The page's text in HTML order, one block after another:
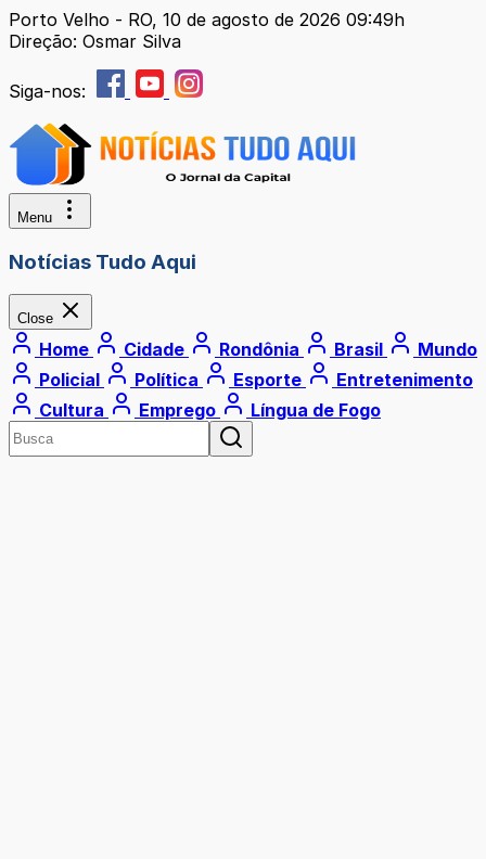
Porto Velho - RO, 10 de agosto de 2026 09:49h
Direção: Osmar Silva
Siga-nos:
Menu
Notícias Tudo Aqui
Close
Home Cidade Rondônia Brasil
Mundo
Policial
Política Esporte
Entretenimento
Cultura
Emprego Língua de Fogo